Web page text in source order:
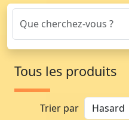
Tous les produits
Trier par